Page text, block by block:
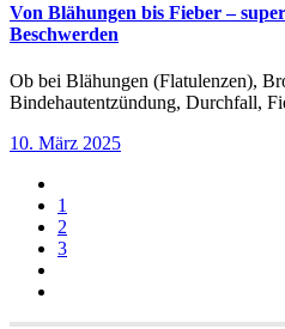
Von Blähungen bis Fieber –
Beschwerden
Ob bei Blähungen (Flatulenzen),
Bindehautentzündung, Durchfall,
10. März 2025
1
2
3